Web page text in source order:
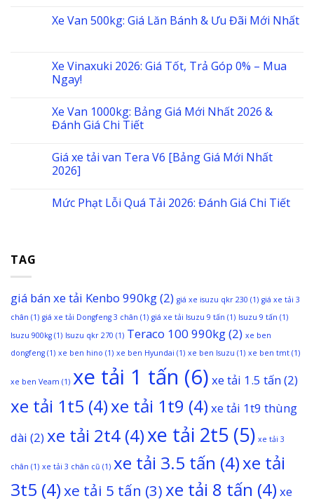
Xe Van 500kg: Giá Lăn Bánh & Ưu Đãi Mới Nhất
Xe Vinaxuki 2026: Giá Tốt, Trả Góp 0% – Mua
Ngay!
Xe Van 1000kg: Bảng Giá Mới Nhất 2026 &
Đánh Giá Chi Tiết
Giá xe tải van Tera V6 [Bảng Giá Mới Nhất
2026]
Mức Phạt Lỗi Quá Tải 2026: Đánh Giá Chi Tiết
TAG
giá bán xe tải Kenbo 990kg(2) giá xe isuzu qkr 230 (1) giá xe tải 3
chân (1) giá xe tải Dongfeng 3 chân (1) giá xe tải Isuzu 9 tấn (1) Isuzu 9 tấn (1)
Isuzu 900kg (1) Isuzu qkr 270 (1) Teraco 100 990kg(2) xe ben
dongfeng (1) xe ben hino (1) xe ben Hyundai (1) xe ben Isuzu (1) xe ben tmt (1)
xe ben Veam (1) xe tải 1 tấn (6) xe tải 1.5 tấn(2)
xe tải 1t5 (4)xe tải 1t9 (4) xe tải 1t9 thùng
dài (2) xe tải 2t4 (4)xe tải 2t5 (5) xe tải 3
chân (1) xe tải 3 chân cũ (1) xe tải 3.5 tấn (4)xe tải
3t5 (4)xe tải 5 tấn (3)xe tải 8 tấn (4) xe